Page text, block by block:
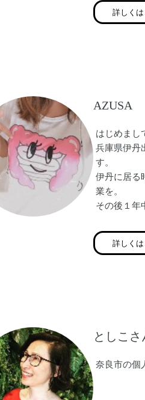
詳しく
AZUSA
はじめまし
兵庫県伊丹
す。
伊丹に居る
業を。
その後１年
主人に出会
てスタート
テーターも
せてもらい
詳しく
としこさ
奈良市の個